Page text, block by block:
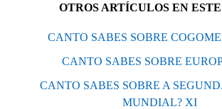
OTROS ARTÍCULOS EN
CANTO SABES SOBRE
CANTO SABES SOBRE
CANTO SABES SOBRE A
MUNDIAL? XI